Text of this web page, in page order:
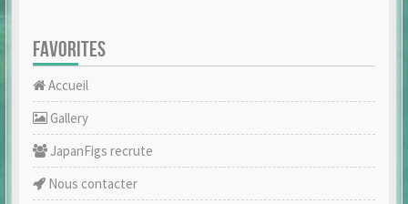
FAVORITES
Accueil
Gallery
JapanFigs recrute
Nous contacter